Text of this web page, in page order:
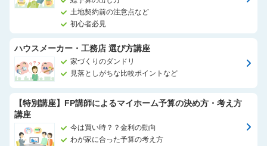
土地契約前の注意点など
初心者必見
ハウスメーカー・工務店 選び方講座
家づくりのダンドリ
見落としがちな比較ポイントなど
【特別講座】FP講師によるマイホーム予算の決め方・考え方
講座
今は買い時？？金利の動向
わが家に合った予算の考え方